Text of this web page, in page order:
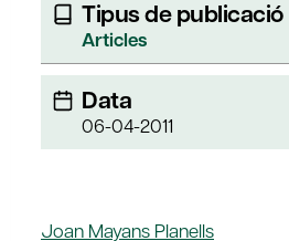
Tipus de publicació
Articles
Data
06-04-2011
Joan Mayans Planells